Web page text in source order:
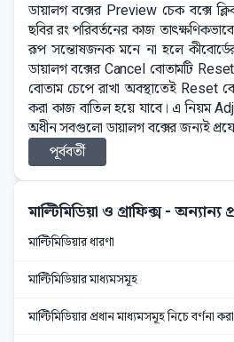
ডায়ালগ বক্সের Preview চেক বক্সে
ছবির রং পরিবর্তনের কাজ
রূপ সন্তোষজনক মনে না হলে
ডায়ালগ বক্সের Cancel বোতামটি
বোতাম চেপে রাখা অবস্থাতেই Reset
করা কাজ বাতিল হয়ে যাবে। এ নিয়ম
অধীন সবগুলো ডায়ালগ বক্সের জন্যই
পূর্ববর্তী
মাল্টিমিডিয়া ও গ্রাফিক্স- অন্যান্য
মাল্টিমিডিয়ার ধারণা
মাল্টিমিডিয়ার মাধ্যমসমূহ
মাল্টিমিডিয়ার প্রধান মাধ্যমসমূহ নিচে বর্ণনা